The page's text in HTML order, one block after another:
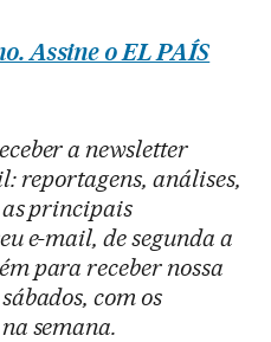
Assine o EL PAÍS
a newsletter
reportagens, análises,
as principais
e-mail, de segunda a
para receber nossa
com os
semana.